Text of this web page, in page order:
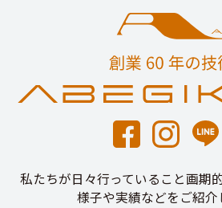
私たちが日々行っていること画期
様子や実績などをご紹介